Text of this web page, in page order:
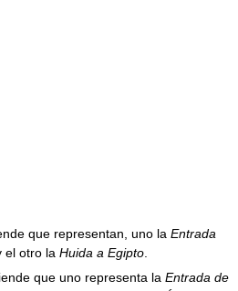
que representan, uno la Entrada
el otro la Huida a Egipto
que uno representa la Entrada de